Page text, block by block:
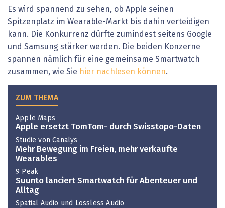
Es wird spannend zu sehen, ob Apple seinen
Spitzenplatz im Wearable-Markt bis dahin verteidigen
kann. Die Konkurrenz dürfte zumindest seitens Google
und Samsung stärker werden. Die beiden Konzerne
spannen nämlich für eine gemeinsame Smartwatch
zusammen, wie Sie hier nachlesen können.
ZUM THEMA
Apple Maps
Apple ersetzt TomTom- durch Swisstopo-Daten
Studie von Canalys
Mehr Bewegung im Freien, mehr verkaufte
Wearables
9 Peak
Suunto lanciert Smartwatch für Abenteuer und
Alltag
Spatial Audio und Lossless Audio